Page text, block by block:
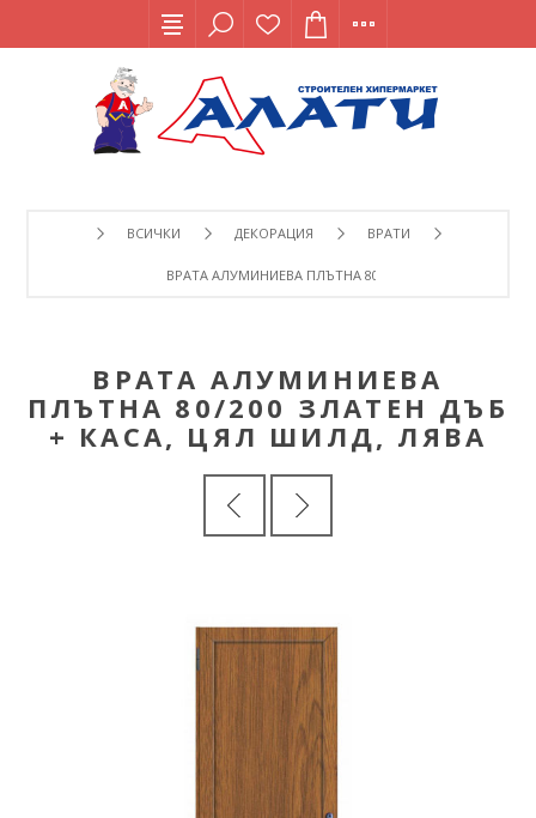
ВСИЧКИ ДЕКОРАЦИЯ ВРАТИ
ВРАТА АЛУМИНИЕВА ПЛЪТНА 80/200 ЗЛАТЕН ДЪБ +
ВРАТА АЛУМИНИЕВА
ПЛЪТНА 80/200 ЗЛАТЕН ДЪБ
+ КАСА, ЦЯЛ ШИЛД, ЛЯВА